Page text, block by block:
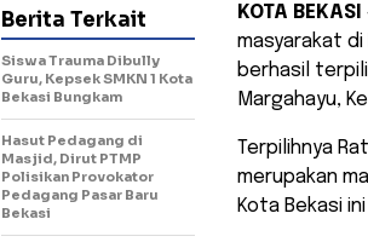
KOTA BEKASI
masyarakat di
berhasil
Margahayu,
​Terpilihnya
merupakan
Kota Bekasi
Berita Terkait
Siswa Trauma Dibully
Guru, Kepsek SMKN 1 Kota
Bekasi Bungkam
Hasut Pedagang di
Masjid, Dirut PTMP
Polisikan Provokator
Pedagang Pasar Baru
Bekasi